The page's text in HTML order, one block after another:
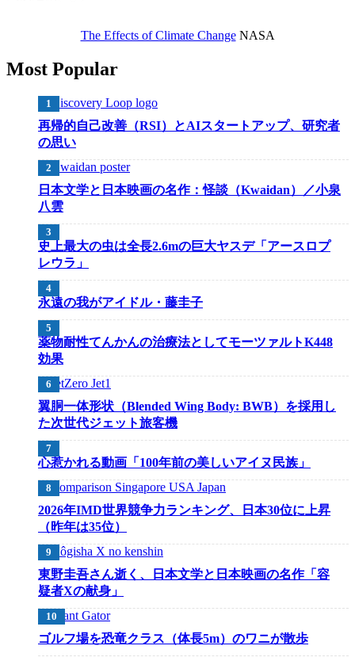
The Effects of Climate ChangeNASA
Most Popular
再帰的自己改善（RSI）とAIスタートアップ、研究者
の思い
日本文学と日本映画の名作：怪談（Kwaidan）／小泉
八雲
史上最大の虫は全長2.6mの巨大ヤスデ「アースロプ
レウラ」
永遠の我がアイドル・藤圭子
薬物耐性てんかんの治療法としてモーツァルトK448
効果
翼胴一体形状（Blended Wing Body: BWB）を採用し
た次世代ジェット旅客機
心惹かれる動画「100年前の美しいアイヌ民族」
2026年IMD世界競争力ランキング、日本30位に上昇
（昨年は35位）
東野圭吾さん逝く、日本文学と日本映画の名作「容
疑者Xの献身」
ゴルフ場を恐竜クラス（体長5m）のワニが散歩